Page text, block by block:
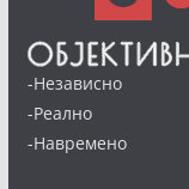
-Независно
-Реално
-Навремено